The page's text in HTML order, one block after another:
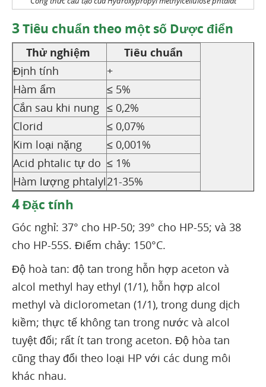
3Tiêu chuẩn theo một số Dược điển
Thử nghiệm
Tiêu chuẩn
Định tính
+
Hàm ẩm
≤ 5%
Cắn sau khi nung ≤ 0,2%
Clorid
≤ 0,07%
Kim loại nặng
≤ 0,001%
Acid phtalic tự do ≤ 1%
Hàm lượng phtalyl21-35%
4Đặc tính
Góc nghỉ: 37° cho HP-50; 39° cho HP-55; và 38
cho HP-55S. Điểm chảy: 150°C.
Độ hoà tan: độ tan trong hỗn hợp aceton và
alcol methyl hay ethyl (1/1), hỗn hợp alcol
methyl và diclorometan (1/1), trong dung dịch
kiềm; thực tế không tan trong nước và alcol
tuyệt đối; rất ít tan trong aceton. Độ hòa tan
cũng thay đổi theo loại HP với các dung môi
khác nhau.